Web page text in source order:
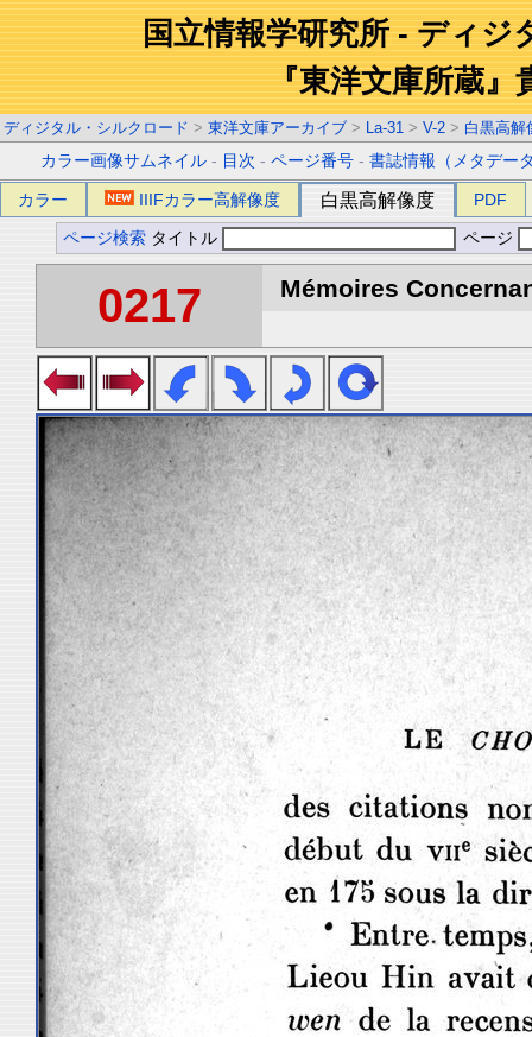
国立情報学研究所 - ディジ
『東洋文庫所蔵』
ディジタル・シルクロード > 東洋文庫アーカイブ > La-31 > V-2 > 白黒高解
カラー画像サムネイル - 目次 -ページ番号 -書誌情報（メタデー
カラー IIIFカラー高解像度 白黒高解像度 PDF
ページ検索 タイトル ページ
0217 Mémoires